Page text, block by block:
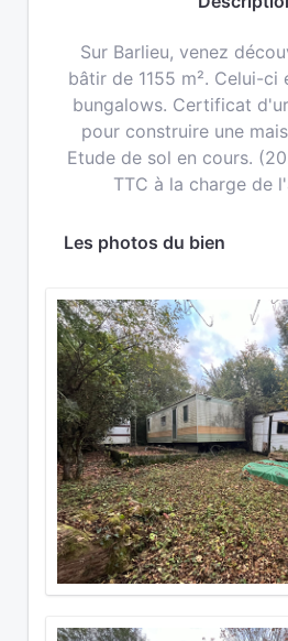
Sur Barlieu, venez
bâtir de 1155 m². Celui-
bungalows. Certificat
pour construire une
Etude de sol en cours.
TTC à la charge de
Les photos du bien